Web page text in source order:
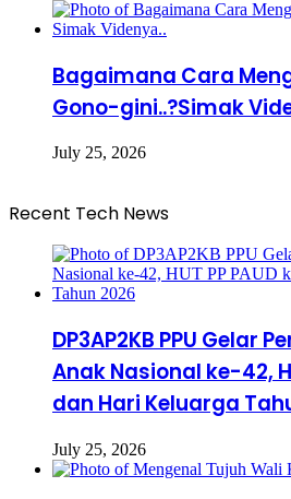
Bagaimana Cara
Gono-gini..?Simak
July 25, 2026
Recent Tech News
DP3AP2KB PPU Gelar
Anak Nasional ke-42,
dan Hari Keluarga
July 25, 2026